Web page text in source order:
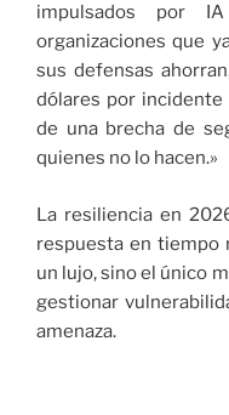
impulsados por
organizaciones que
sus defensas
dólares por
de una brecha de
quienes no lo hacen.»
La resiliencia en
respuesta en tiempo
un lujo, sino el único
gestionar
amenaza.